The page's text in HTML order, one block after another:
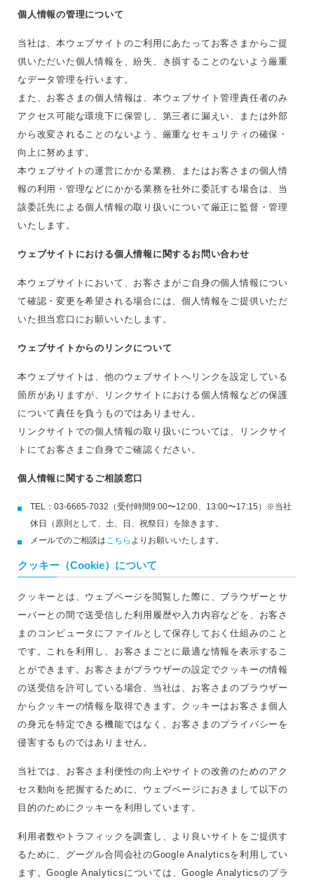
個人情報の管理について
当社は、本ウェブサイトのご利用にあたってお客さまからご提
供いただいた個人情報を、紛失、き損することのないよう厳重
なデータ管理を行います。
また、お客さまの個人情報は、本ウェブサイト管理責任者のみ
アクセス可能な環境下に保管し、第三者に漏えい、または外部
から改変されることのないよう、厳重なセキュリティの確保・
向上に努めます。
本ウェブサイトの運営にかかる業務、またはお客さまの個人情
報の利用・管理などにかかる業務を社外に委託する場合は、当
該委託先による個人情報の取り扱いについて厳正に監督・管理
いたします。
ウェブサイトにおける個人情報に関するお問い合わせ
本ウェブサイトにおいて、お客さまがご自身の個人情報につい
て確認・変更を希望される場合には、個人情報をご提供いただ
いた担当窓口にお願いいたします。
ウェブサイトからのリンクについて
本ウェブサイトは、他のウェブサイトへリンクを設定している
箇所がありますが、リンクサイトにおける個人情報などの保護
について責任を負うものではありません。
リンクサイトでの個人情報の取り扱いについては、リンクサイ
トにてお客さまご自身でご確認ください。
個人情報に関するご相談窓口
TEL：03-6665-7032（受付時間9:00〜12:00、13:00〜17:15）※当社
休日（原則として、土、日、祝祭日）を除きます。
メールでのご相談はこちら よりお願いいたします。
クッキー（Cookie）について
クッキーとは、ウェブページを閲覧した際に、ブラウザーとサ
ーバーとの間で送受信した利用履歴や入力内容などを、お客さ
まのコンピュータにファイルとして保存しておく仕組みのこと
です。これを利用し、お客さまごとに最適な情報を表示するこ
とができます。お客さまがブラウザーの設定でクッキーの情報
の送受信を許可している場合、当社は、お客さまのブラウザー
からクッキーの情報を取得できます。クッキーはお客さま個人
の身元を特定できる機能ではなく、お客さまのプライバシーを
侵害するものではありません。
当社では、お客さま利便性の向上やサイトの改善のためのアク
セス動向を把握するために、ウェブページにおきまして以下の
目的のためにクッキーを利用しています。
利用者数やトラフィックを調査し、より良いサイトをご提供す
るために、グーグル合同会社のGoogle Analyticsを利用してい
ます。Google Analyticsについては、Google Analyticsのプラ